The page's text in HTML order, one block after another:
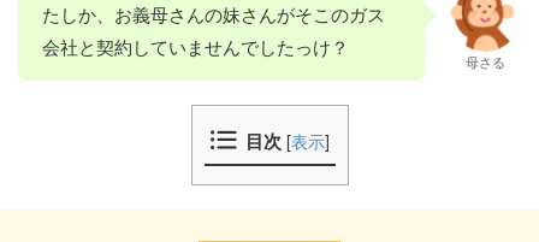
たしか、お義母さんの妹さんがそこのガス
会社と契約していませんでしたっけ？
母さる
目次 [表示]